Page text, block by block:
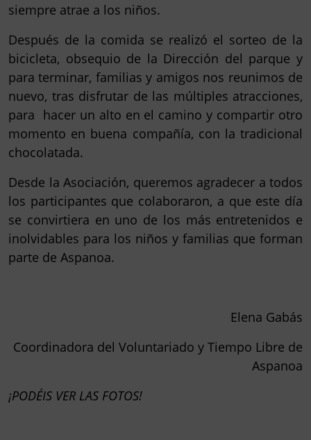
siempre atrae a los niños.
Después de la comida se realizó el sorteo de la
bicicleta, obsequio de la Dirección del parque y
para terminar, familias y amigos nos reunimos de
nuevo, tras disfrutar de las múltiples atracciones,
para hacer un alto en el camino y compartir otro
momento en buena compañía, con la tradicional
chocolatada.
Desde la Asociación, queremos agradecer a todos
los participantes que colaboraron, a que este día
se convirtiera en uno de los más entretenidos e
inolvidables para los niños y familias que forman
parte de Aspanoa.
Elena Gabás
Coordinadora del Voluntariado y Tiempo Libre de
Aspanoa
¡PODÉIS VER LAS FOTOS!